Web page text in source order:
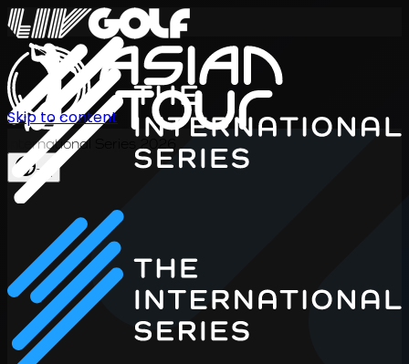
International Series 2026
TH
Skip to content